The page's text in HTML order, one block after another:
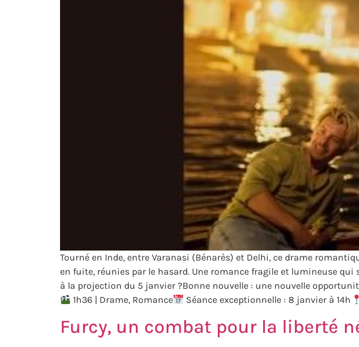
Tourné en Inde, entre Varanasi (Bénarès) et Delhi, ce drame
en fuite, réunies par le hasard. Une romance fragile et lumineuse qui
à la projection du 5 janvier ?Bonne nouvelle : une nouvelle
1h36 | Drame, Romance
Séance exceptionnelle : 8 janvier à 14h
Furcy, un combat pour la liberté